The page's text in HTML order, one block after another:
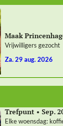
Maak
Vrijwilligers gezocht
za. 29 aug. 2026
Trefpunt • Sep.
Elke woensdag: